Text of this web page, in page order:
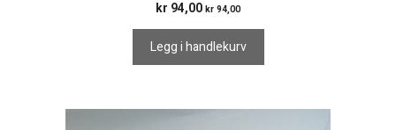
kr 94,00 kr 94,00
Legg i handlekurv